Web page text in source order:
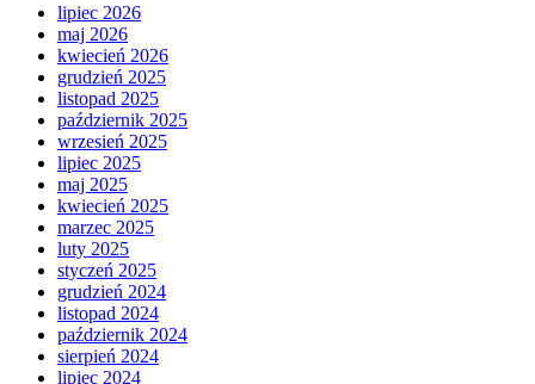
lipiec 2026
maj 2026
kwiecień 2026
grudzień 2025
listopad 2025
październik 2025
wrzesień 2025
lipiec 2025
maj 2025
kwiecień 2025
marzec 2025
luty 2025
styczeń 2025
grudzień 2024
listopad 2024
październik 2024
sierpień 2024
lipiec 2024